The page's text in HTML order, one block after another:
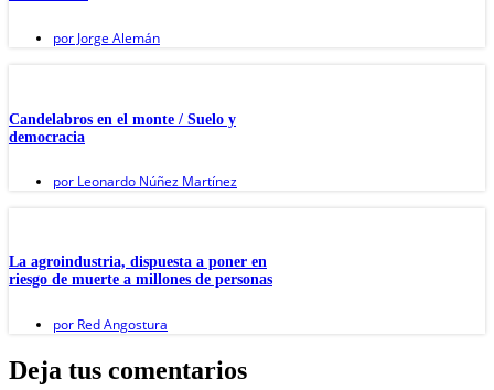
por Jorge Alemán
Candelabros en el monte / Suelo y
democracia
por Leonardo Núñez Martínez
La agroindustria, dispuesta a poner en
riesgo de muerte a millones de personas
por Red Angostura
Deja tus comentarios